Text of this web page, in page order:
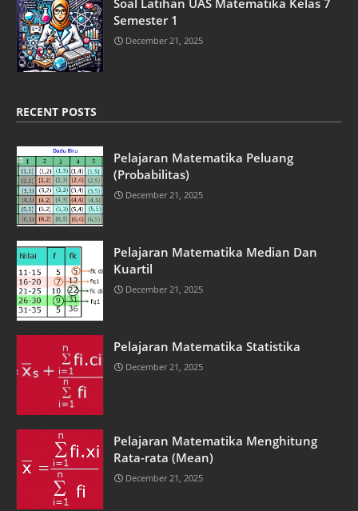
Soal Latihan UAS Matematika Kelas 7
Semester 1
December 21, 2025
RECENT POSTS
Pelajaran Matematika Peluang
(Probabilitas)
December 21, 2025
Pelajaran Matematika Median Dan
Kuartil
December 21, 2025
Pelajaran Matematika Statistika
December 21, 2025
Pelajaran Matematika Menghitung
Rata-rata (Mean)
December 21, 2025